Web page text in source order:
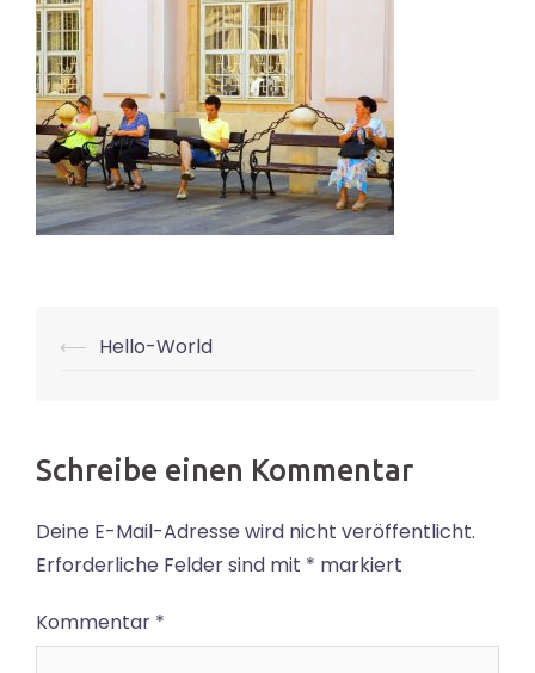
Beitrags-
⟵ Hello-World
Schreibe einen Kommentar
Deine E-Mail-Adresse wird nicht veröffentlicht.
Erforderliche Felder sind mit * markiert
Kommentar *